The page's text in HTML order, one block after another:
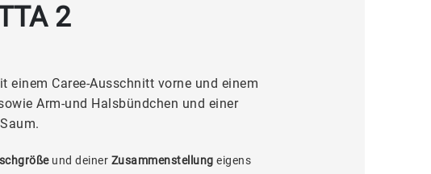
2
einem Caree-Ausschnitt vorne und einem
Arm-und Halsbündchen und einer
und deiner Zusammenstellung eigens